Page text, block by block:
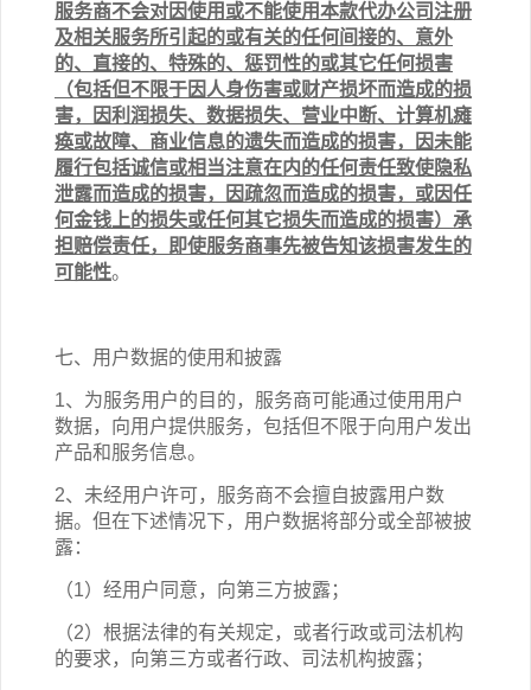
服务商不会对因使用或不能使用本款代办公司注册
及相关服务所引起的或有关的任何间接的、意外
的、直接的、特殊的、惩罚性的或其它任何损害
（包括但不限于因人身伤害或财产损坏而造成的损
害，因利润损失、数据损失、营业中断、计算机瘫
痪或故障、商业信息的遗失而造成的损害，因未能
履行包括诚信或相当注意在内的任何责任致使隐私
泄露而造成的损害，因疏忽而造成的损害，或因任
何金钱上的损失或任何其它损失而造成的损害）承
担赔偿责任，即使服务商事先被告知该损害发生的
可能性。
七、用户数据的使用和披露
1、为服务用户的目的，服务商可能通过使用用户
数据，向用户提供服务，包括但不限于向用户发出
产品和服务信息。
2、未经用户许可，服务商不会擅自披露用户数
据。但在下述情况下，用户数据将部分或全部被披
露：
（1）经用户同意，向第三方披露；
（2）根据法律的有关规定，或者行政或司法机构
的要求，向第三方或者行政、司法机构披露；